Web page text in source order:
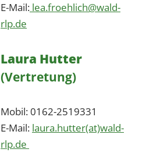
E-Mail: lea.froehlich@wald-
rlp.de
Laura Hutter
(Vertretung)
Mobil: 0162-2519331
E-Mail: laura.hutter(at)wald-
rlp.de